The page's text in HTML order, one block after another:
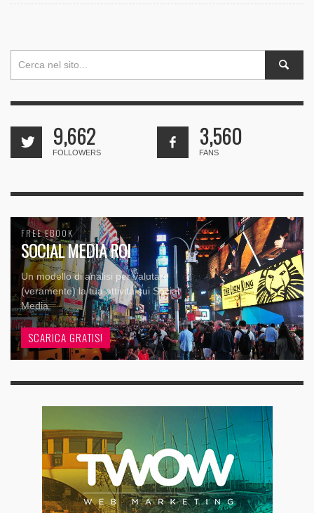
9,662
FOLLOWERS
3,560
FANS
FREE EBOOK
SOCIAL MEDIA ROI
Un modello di analisi per valutare
(veramente) la tua attività sui Social
Media
SCARICA GRATIS!